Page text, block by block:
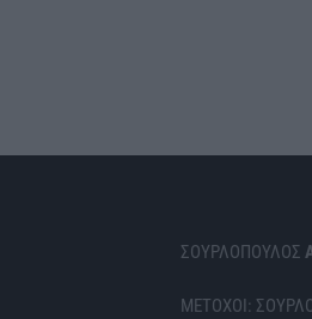
ΣΟΥΡΛΟΠΟΥΛΟΣ
ΜΕΤΟΧΟΙ: